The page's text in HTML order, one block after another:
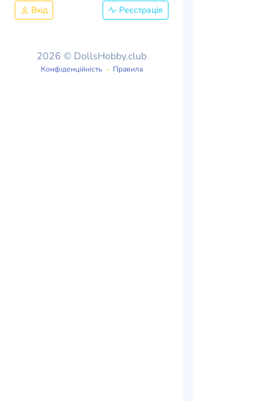
Вхід Реєстрація
2026 © DollsHobby.club
Конфіденційність Правила